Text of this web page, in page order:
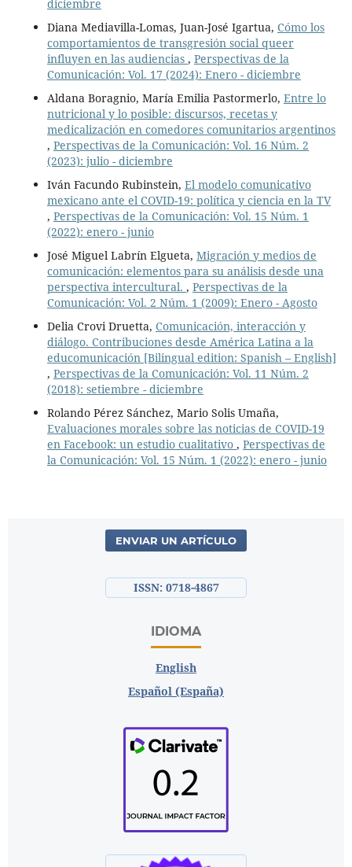
diciembre
Diana Mediavilla-Lomas, Juan-José Igartua, Cómo los
comportamientos de transgresión social queer
influyen en las audiencias , Perspectivas de la
Comunicación: Vol. 17 (2024): Enero - diciembre
Aldana Boragnio, María Emilia Pastormerlo, Entre lo
nutricional y lo posible: discursos, recetas y
medicalización en comedores comunitarios argentinos
, Perspectivas de la Comunicación: Vol. 16 Núm. 2
(2023): julio - diciembre
Iván Facundo Rubinstein, El modelo comunicativo
mexicano ante el COVID-19: política y ciencia en la TV
, Perspectivas de la Comunicación: Vol. 15 Núm. 1
(2022): enero - junio
José Miguel Labrín Elgueta, Migración y medios de
comunicación: elementos para su análisis desde una
perspectiva intercultural. , Perspectivas de la
Comunicación: Vol. 2 Núm. 1 (2009): Enero - Agosto
Delia Crovi Druetta, Comunicación, interacción y
diálogo. Contribuciones desde América Latina a la
educomunicación [Bilingual edition: Spanish – English]
, Perspectivas de la Comunicación: Vol. 11 Núm. 2
(2018): setiembre - diciembre
Rolando Pérez Sánchez, Mario Solis Umaña,
Evaluaciones morales sobre las noticias de COVID-19
en Facebook: un estudio cualitativo , Perspectivas de
la Comunicación: Vol. 15 Núm. 1 (2022): enero - junio
ENVIAR UN ARTÍCULO
ISSN: 0718-4867
IDIOMA
English
Español (España)